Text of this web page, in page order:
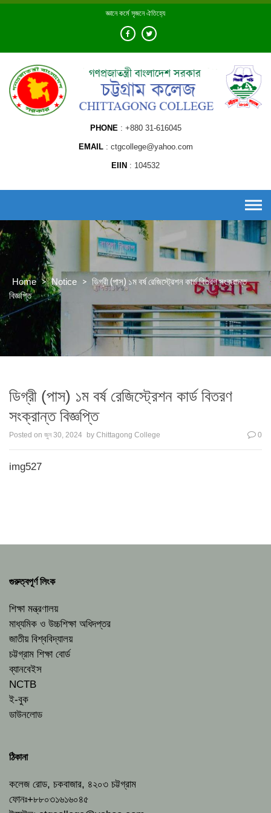
Skip
জ্ঞানে কর্মে সৃজনে ঐতিহ্যে
PHONE +880 31-616045
EMAIL ctgcollege@yahoo.com
EIIN 104532
Home > Notice > ডিগ্রী (পাস) ১ম বর্ষ রেজিস্ট্রেশন কার্ড বিতরণ সংক্রান্ত
বিজ্ঞপ্তি
ডিগ্রী (পাস) ১ম বর্ষ রেজিস্ট্রেশন কার্ড বিতরণ
সংক্রান্ত বিজ্ঞপ্তি
Posted on জুন 30, 2024 by Chittagong College 0
img527
গুরুত্বপূর্ণ লিংক
শিক্ষা মন্ত্রণালয়
মাধ্যমিক ও উচ্চশিক্ষা অধিদপ্তর
জাতীয় বিশ্ববিদ্যালয়
চট্টগ্রাম শিক্ষা বোর্ড
ব্যানবেইস
NCTB
ই-বুক
ডাউনলোড
ঠিকানা
কলেজ রোড, চকবাজার, ৪২০৩ চট্টগ্রাম
ফোনঃ+৮৮০৩১৬১৬০৪৫